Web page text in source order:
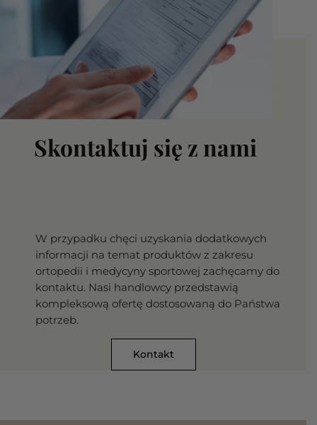
Skontaktuj się z nami
W przypadku chęci uzyskania dodatkowych
informacji na temat produktów z zakresu
ortopedii i medycyny sportowej zachęcamy do
kontaktu. Nasi handlowcy przedstawią
kompleksową ofertę dostosowaną do Państwa
potrzeb.
Kontakt